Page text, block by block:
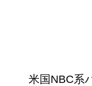
米国NBC系